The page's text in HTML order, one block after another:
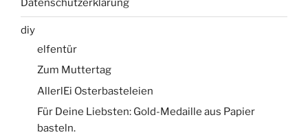
Datenschutzerklärung
diy
elfentür
Zum Muttertag
AllerlEi Osterbasteleien
Für Deine Liebsten: Gold-Medaille aus Papier
basteln.